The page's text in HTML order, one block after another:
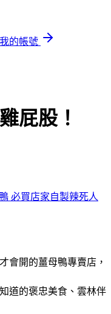
我的帳號
屁股！
必買店家自製辣死人
會開的薑母鴨專賣店，
道的褒忠美食、雲林伴